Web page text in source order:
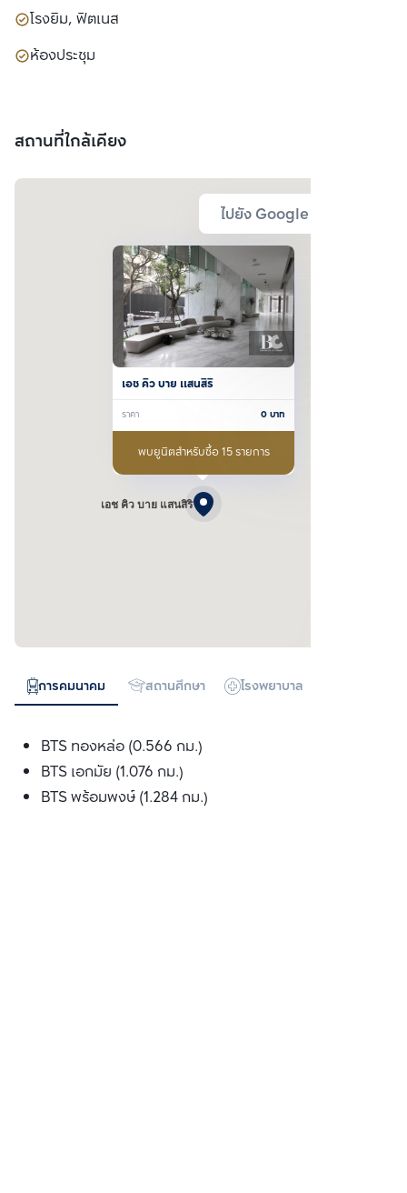
โรงยิม, ฟิตเนส
ห้องประชุม
สถานที่ใกล้เคียง
ไปยัง Google Map
เอช คิว บาย แสนสิริ
เอช คิว บาย แสนสิริ
ราคา 0บาท
พบยูนิตสำหรับซื้อ 15 รายการ
การคมนาคม สถานศึกษา โรงพยาบาล
BTS ทองหล่อ (0.566 กม.)
BTS เอกมัย (1.076 กม.)
BTS พร้อมพงษ์ (1.284 กม.)